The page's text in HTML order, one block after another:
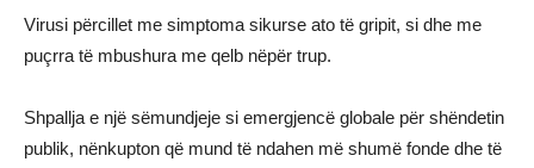
Virusi përcillet me simptoma sikurse ato të gripit, si dhe me
puçrra të mbushura me qelb nëpër trup.
Shpallja e një sëmundjeje si emergjencë globale për shëndetin
publik, nënkupton që mund të ndahen më shumë fonde dhe të